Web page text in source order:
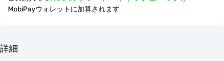
MobiPayウォレットに加算されます
詳細